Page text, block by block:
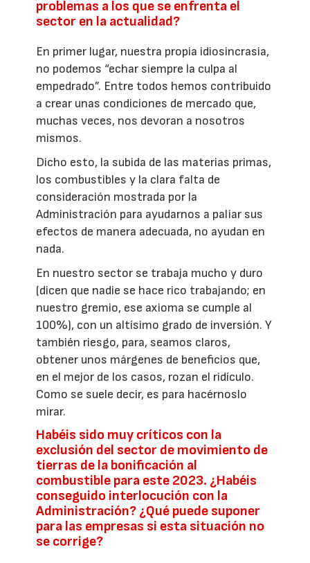
problemas a los que se enfrenta el
sector en la actualidad?
En primer lugar, nuestra propia idiosincrasia,
no podemos “echar siempre la culpa al
empedrado”. Entre todos hemos contribuido
a crear unas condiciones de mercado que,
muchas veces, nos devoran a nosotros
mismos.
Dicho esto, la subida de las materias primas,
los combustibles y la clara falta de
consideración mostrada por la
Administración para ayudarnos a paliar sus
efectos de manera adecuada, no ayudan en
nada.
En nuestro sector se trabaja mucho y duro
(dicen que nadie se hace rico trabajando; en
nuestro gremio, ese axioma se cumple al
100%), con un altísimo grado de inversión. Y
también riesgo, para, seamos claros,
obtener unos márgenes de beneficios que,
en el mejor de los casos, rozan el ridículo.
Como se suele decir, es para hacérnoslo
mirar.
Habéis sido muy críticos con la
exclusión del sector de movimiento de
tierras de la bonificación al
combustible para este 2023. ¿Habéis
conseguido interlocución con la
Administración? ¿Qué puede suponer
para las empresas si esta situación no
se corrige?